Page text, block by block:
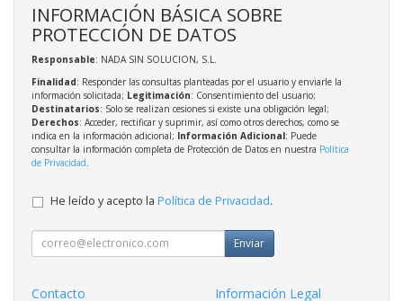
INFORMACIÓN BÁSICA SOBRE
PROTECCIÓN DE DATOS
Responsable: NADA SIN SOLUCION, S.L.
Finalidad: Responder las consultas planteadas por el usuario y enviarle la
información solicitada; Legitimación: Consentimiento del usuario;
Destinatarios: Solo se realizan cesiones si existe una obligación legal;
Derechos: Acceder, rectificar y suprimir, así como otros derechos, como se
indica en la información adicional; Información Adicional: Puede
consultar la información completa de Protección de Datos en nuestra Política
de Privacidad
He leído y acepto la Política de Privacidad.
Enviar
Contacto
Información Legal